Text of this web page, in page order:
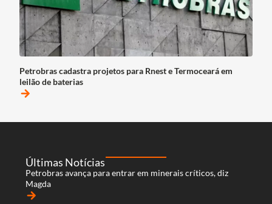
Petrobras cadastra projetos para Rnest e Termoceará em
leilão de baterias
arrow_forward
Últimas Notícias
Petrobras avança para entrar em minerais críticos, diz
Magda
arrow_forward